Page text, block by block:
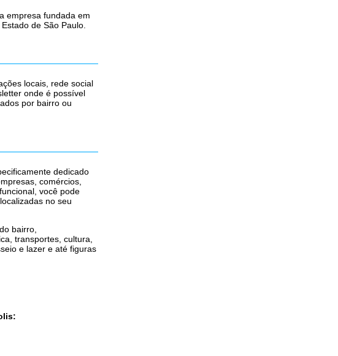
empresa fundada em
de São Paulo.
locais, rede social
onde é possível
por bairro ou
dedicado
comércios,
você pode
no seu
bairro,
transportes, cultura,
e lazer e até figuras